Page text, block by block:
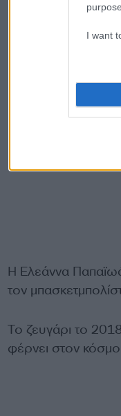
I want
Η Ελεάννα
τον
Το ζευγάρι το
φέρνει στον κόσμο